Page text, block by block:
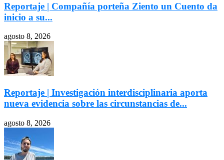
Reportaje | Compañía porteña Ziento un Cuento da
inicio a su...
agosto 8, 2026
Reportaje | Investigación interdisciplinaria aporta
nueva evidencia sobre las circunstancias de...
agosto 8, 2026